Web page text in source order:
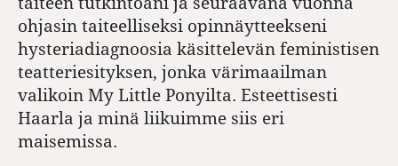
ohjasin taiteelliseksi opinnäytteekseni
hysteriadiagnoosia käsittelevän feministisen
teatteriesityksen, jonka värimaailman
valikoin My Little Ponyilta. Esteettisesti
Haarla ja minä liikuimme siis eri
maisemissa.